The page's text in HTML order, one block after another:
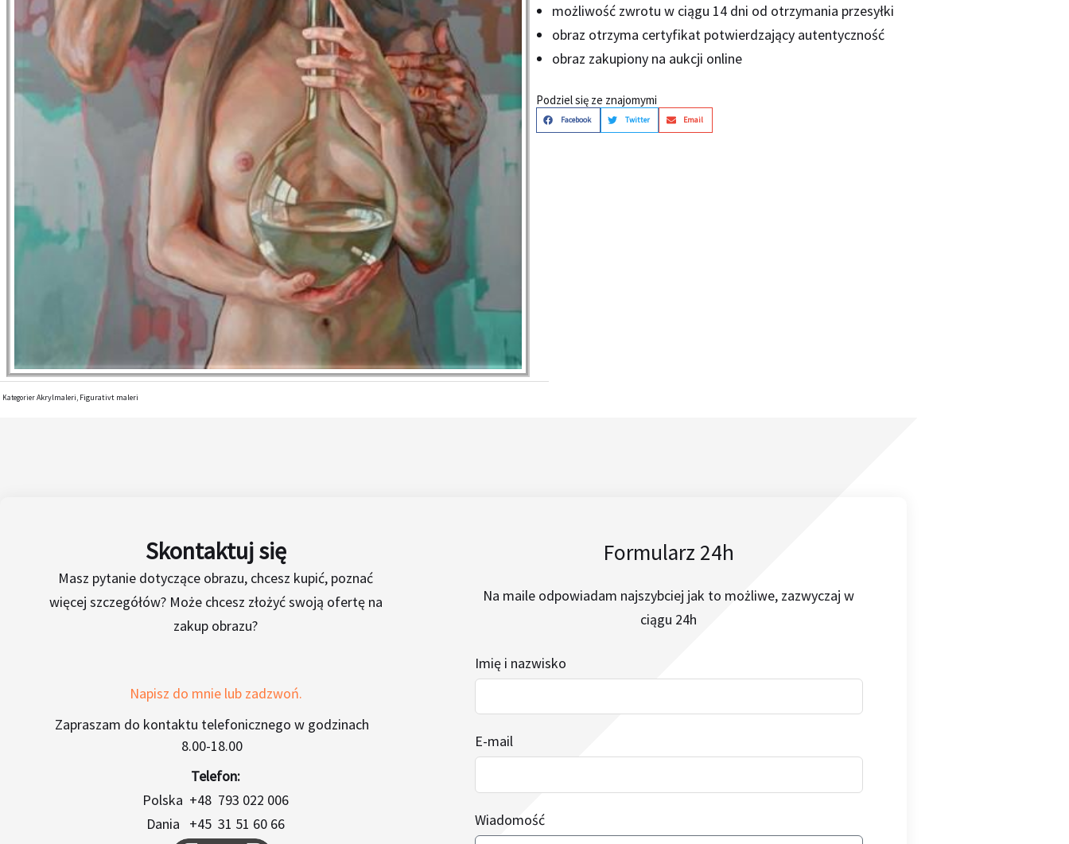
KategorierAkrylmaleri Figurativt maleri
możliwość zwrotu w ciągu 14 dni od otrzymania przesyłki
obraz otrzyma certyfikat potwierdzający autentyczność
obraz zakupiony na aukcji online
Podziel się ze znajomymi
Facebook Twitter Email
Skontaktuj się
Masz pytanie dotyczące obrazu, chcesz kupić, poznać
więcej szczegółów? Może chcesz złożyć swoją ofertę na
zakup obrazu?
Napisz do mnie lub zadzwoń.
Zapraszam do kontaktu telefonicznego w godzinach
8.00-18.00
Telefon:
Polska +48 793 022 006
Dania +45 31 51 60 66
Formularz 24h
Na maile odpowiadam najszybciej jak to możliwe, zazwyczaj w
ciągu 24h
Imię i nazwisko
E-mail
Wiadomość